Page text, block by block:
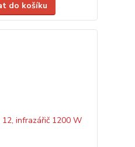
do košíku